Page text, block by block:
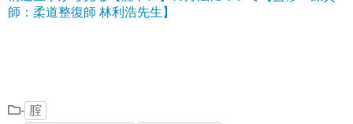
師：柔道整復師 林利浩先生】
- 腟